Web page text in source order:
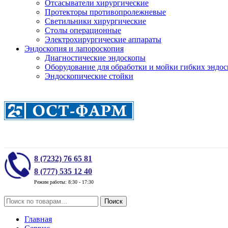
Отсасыватели хирургические
Протекторы противопролежневые
Светильники хирургические
Столы операционные
Электрохирургические аппараты
Эндоскопия и лапороскопия
Диагностические эндоскопы
Оборудование для обработки и мойки гибких
Эндоскопические стойки
8 (7232) 76 65 81
8 (777) 535 12 40
Режим работы: 8:30 - 17:30
Поиск
Главная